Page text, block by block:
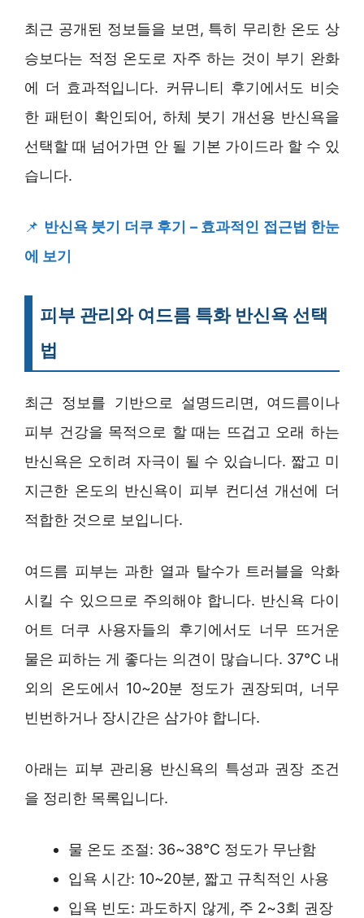
최근 공개된 정보들을 보면, 특히 무리한 온도 상
승보다는 적정 온도로 자주 하는 것이 부기 완화
에 더 효과적입니다. 커뮤니티 후기에서도 비슷
한 패턴이 확인되어, 하체 붓기 개선용 반신욕을
선택할 때 넘어가면 안 될 기본 가이드라 할 수 있
습니다.
📌 반신욕 붓기 더쿠 후기 – 효과적인 접근법 한눈
에 보기
피부 관리와 여드름 특화 반신욕 선택
법
최근 정보를 기반으로 설명드리면, 여드름이나
피부 건강을 목적으로 할 때는 뜨겁고 오래 하는
반신욕은 오히려 자극이 될 수 있습니다. 짧고 미
지근한 온도의 반신욕이 피부 컨디션 개선에 더
적합한 것으로 보입니다.
여드름 피부는 과한 열과 탈수가 트러블을 악화
시킬 수 있으므로 주의해야 합니다. 반신욕 다이
어트 더쿠 사용자들의 후기에서도 너무 뜨거운
물은 피하는 게 좋다는 의견이 많습니다. 37℃ 내
외의 온도에서 10~20분 정도가 권장되며, 너무
빈번하거나 장시간은 삼가야 합니다.
아래는 피부 관리용 반신욕의 특성과 권장 조건
을 정리한 목록입니다.
물 온도 조절: 36~38℃ 정도가 무난함
입욕 시간: 10~20분, 짧고 규칙적인 사용
입욕 빈도: 과도하지 않게, 주 2~3회 권장